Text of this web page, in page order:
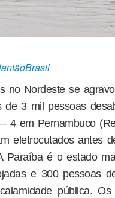
no Nordeste se
de 3 mil pessoas
4 em Pernambuco
eletrocutados antes
Paraíba é o estado
e 300 pessoas
pública.